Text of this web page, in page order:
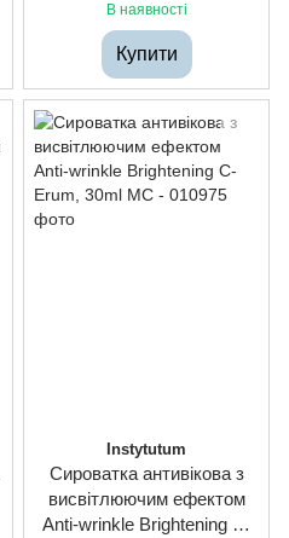
В наявності
Купити
Instytutum
Сироватка антивікова з
висвітлюючим ефектом
Anti-wrinkle Brightening C-